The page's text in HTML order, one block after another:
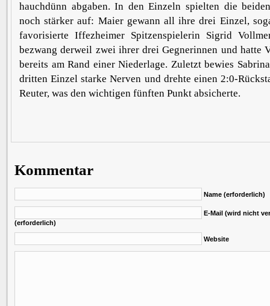
hauchdünn abgaben. In den Einzeln spielten die
noch stärker auf: Maier gewann all ihre drei Einzel,
favorisierte Iffezheimer Spitzenspielerin Sigrid
bezwang derweil zwei ihrer drei Gegnerinnen und hatte
bereits am Rand einer Niederlage. Zuletzt bewies
dritten Einzel starke Nerven und drehte einen 2:0-
Reuter, was den wichtigen fünften Punkt absicherte.
Kommentar
Name (erforderlich)
E-Mail (wird nicht
(erforderlich)
Website